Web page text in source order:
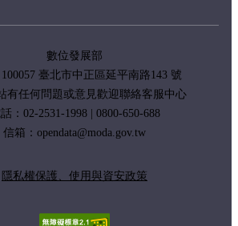
數位發展部
臺北市中正區延平南路143 號
有任何問題或意見歡迎聯絡客服中心
：02-2531-1998 | 0800-650-688
信箱： opendata@moda.gov.tw
隱私權保護、使用與資安政策